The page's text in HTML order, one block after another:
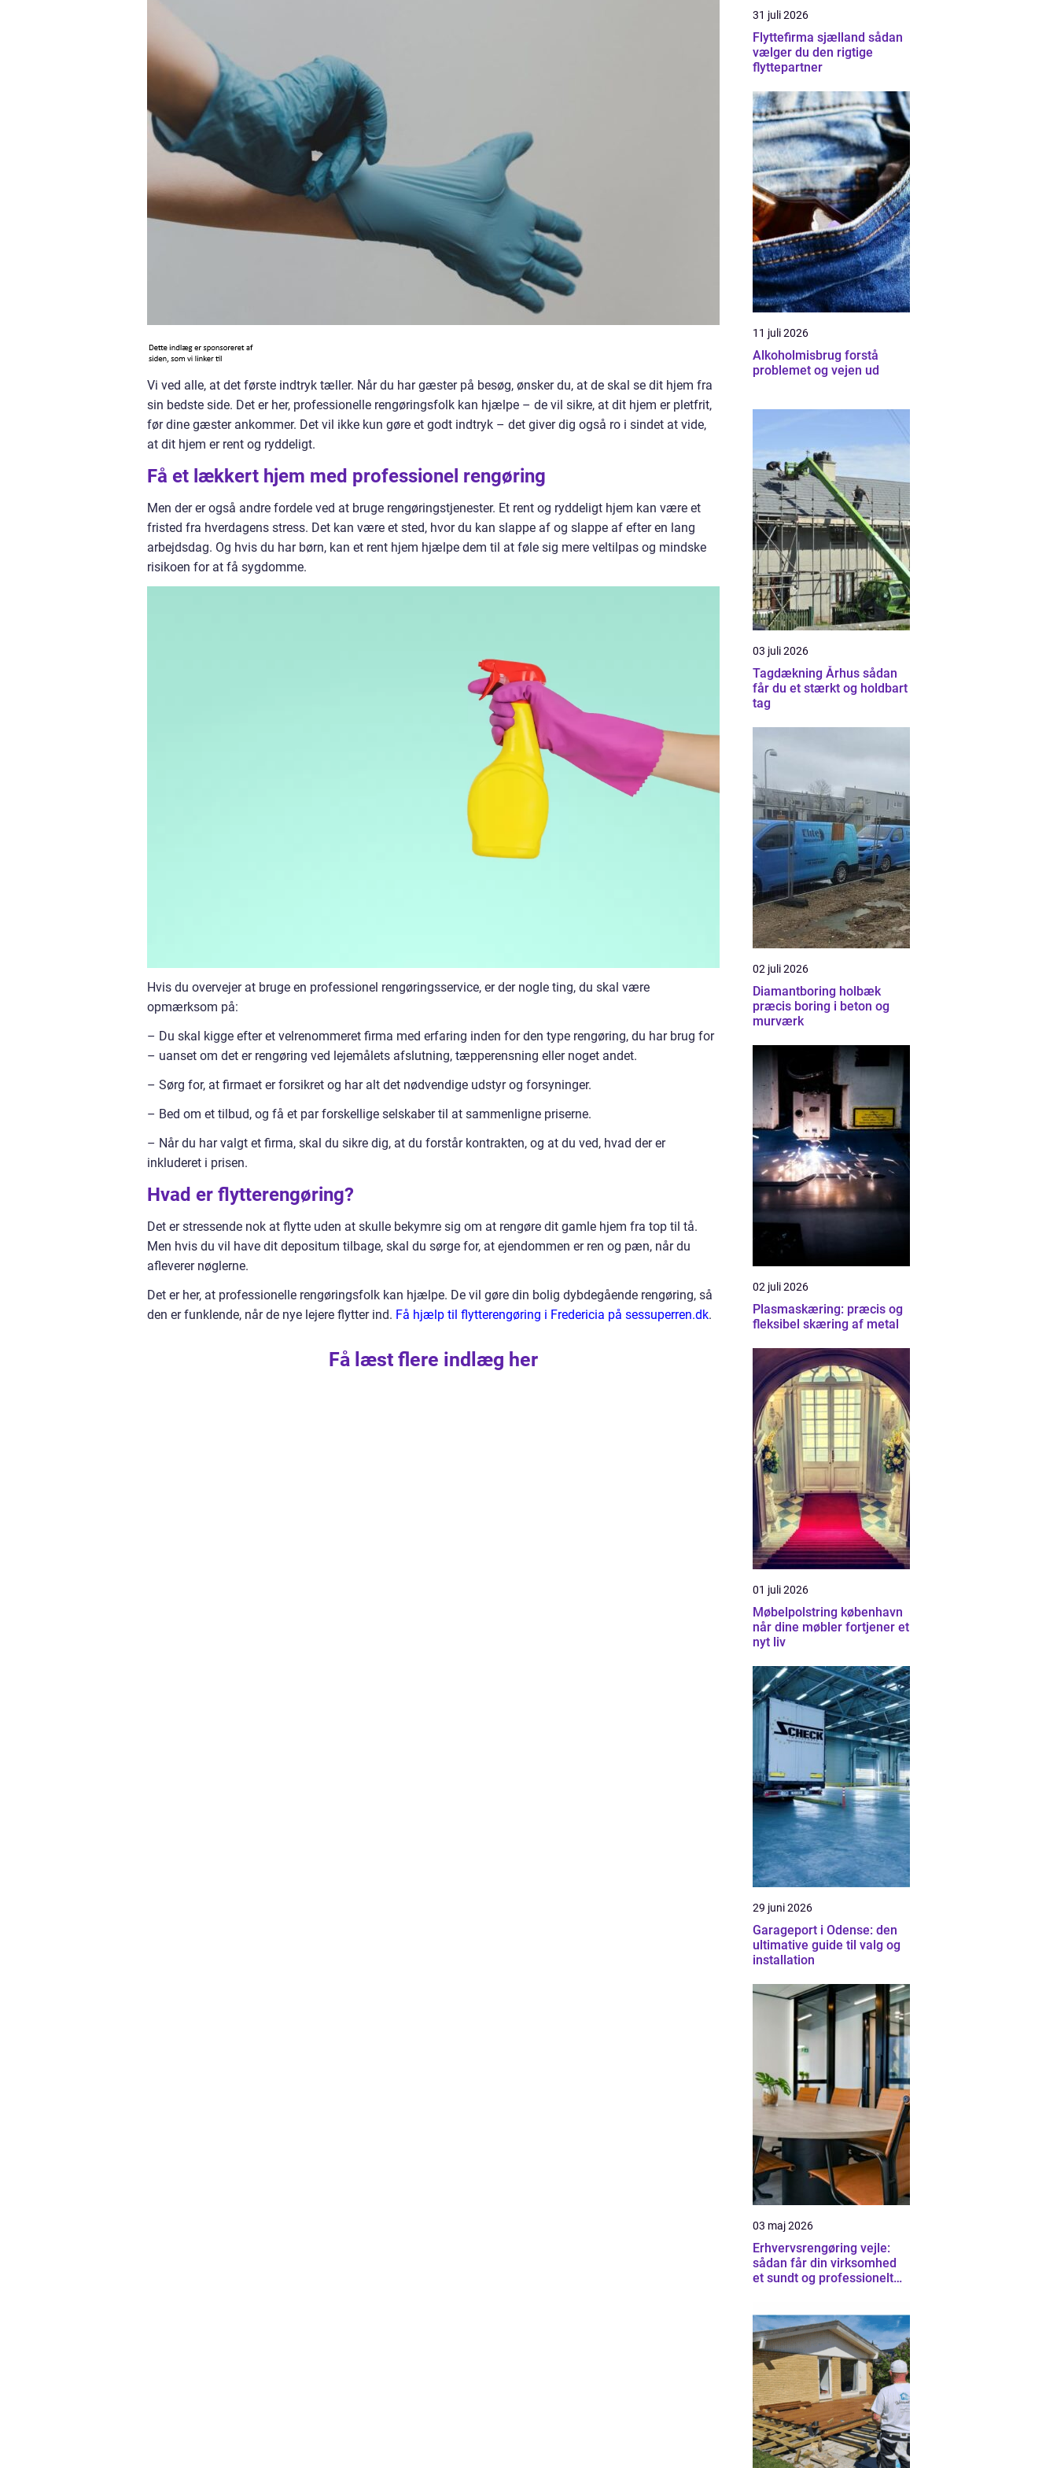
Vi ved alle, at det første indtryk tæller. Når du har gæster på besøg, ønsker du, at de skal se dit hjem fra
sin bedste side. Det er her, professionelle rengøringsfolk kan hjælpe – de vil sikre, at dit hjem er pletfrit,
før dine gæster ankommer. Det vil ikke kun gøre et godt indtryk – det giver dig også ro i sindet at vide,
at dit hjem er rent og ryddeligt.
Få et lækkert hjem med professionel rengøring
Men der er også andre fordele ved at bruge rengøringstjenester. Et rent og ryddeligt hjem kan være et
fristed fra hverdagens stress. Det kan være et sted, hvor du kan slappe af og slappe af efter en lang
arbejdsdag. Og hvis du har børn, kan et rent hjem hjælpe dem til at føle sig mere veltilpas og mindske
risikoen for at få sygdomme.
Hvis du overvejer at bruge en professionel rengøringsservice, er der nogle ting, du skal være
opmærksom på:
– Du skal kigge efter et velrenommeret firma med erfaring inden for den type rengøring, du har brug for
– uanset om det er rengøring ved lejemålets afslutning, tæpperensning eller noget andet.
– Sørg for, at firmaet er forsikret og har alt det nødvendige udstyr og forsyninger.
– Bed om et tilbud, og få et par forskellige selskaber til at sammenligne priserne.
– Når du har valgt et firma, skal du sikre dig, at du forstår kontrakten, og at du ved, hvad der er
inkluderet i prisen.
Hvad er flytterengøring?
Det er stressende nok at flytte uden at skulle bekymre sig om at rengøre dit gamle hjem fra top til tå.
Men hvis du vil have dit depositum tilbage, skal du sørge for, at ejendommen er ren og pæn, når du
afleverer nøglerne.
Det er her, at professionelle rengøringsfolk kan hjælpe. De vil gøre din bolig dybdegående rengøring, så
den er funklende, når de nye lejere flytter ind. Få hjælp til flytterengøring i Fredericia på sessuperren.dk.
Få læst flere indlæg her
31 juli 2026
Flyttefirma sjælland sådan
vælger du den rigtige
flyttepartner
11 juli 2026
Alkoholmisbrug forstå
problemet og vejen ud
03 juli 2026
Tagdækning Århus sådan
får du et stærkt og holdbart
tag
02 juli 2026
Diamantboring holbæk
præcis boring i beton og
murværk
02 juli 2026
Plasmaskæring: præcis og
fleksibel skæring af metal
01 juli 2026
Møbelpolstring københavn
når dine møbler fortjener et
nyt liv
29 juni 2026
Garageport i Odense: den
ultimative guide til valg og
installation
03 maj 2026
Erhvervsrengøring vejle:
sådan får din virksomhed
et sundt og professionelt